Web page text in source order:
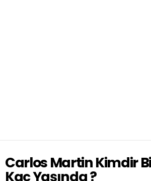
Carlos Martin Kimdir
Kaç Yaşında ?